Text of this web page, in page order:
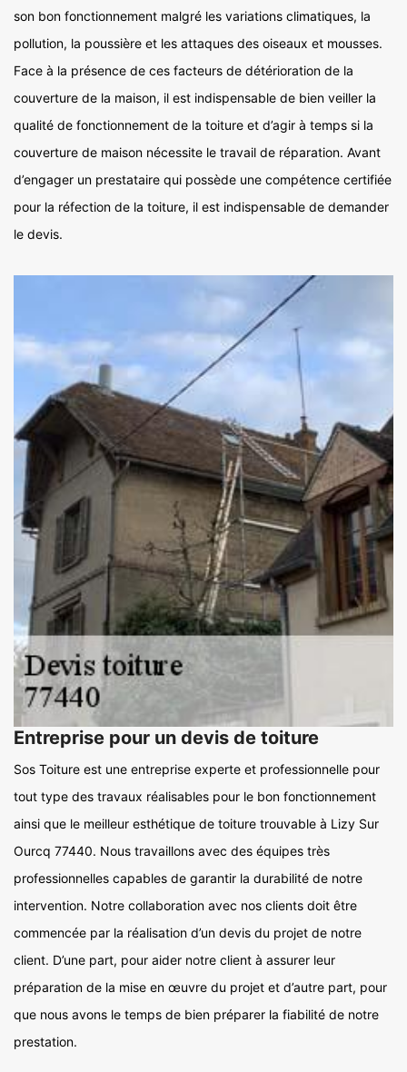
son bon fonctionnement malgré les variations climatiques, la
pollution, la poussière et les attaques des oiseaux et mousses.
Face à la présence de ces facteurs de détérioration de la
couverture de la maison, il est indispensable de bien veiller la
qualité de fonctionnement de la toiture et d’agir à temps si la
couverture de maison nécessite le travail de réparation. Avant
d’engager un prestataire qui possède une compétence certifiée
pour la réfection de la toiture, il est indispensable de demander
le devis.
Entreprise pour un devis de toiture
Sos Toiture est une entreprise experte et professionnelle pour
tout type des travaux réalisables pour le bon fonctionnement
ainsi que le meilleur esthétique de toiture trouvable à Lizy Sur
Ourcq 77440. Nous travaillons avec des équipes très
professionnelles capables de garantir la durabilité de notre
intervention. Notre collaboration avec nos clients doit être
commencée par la réalisation d’un devis du projet de notre
client. D’une part, pour aider notre client à assurer leur
préparation de la mise en œuvre du projet et d’autre part, pour
que nous avons le temps de bien préparer la fiabilité de notre
prestation.